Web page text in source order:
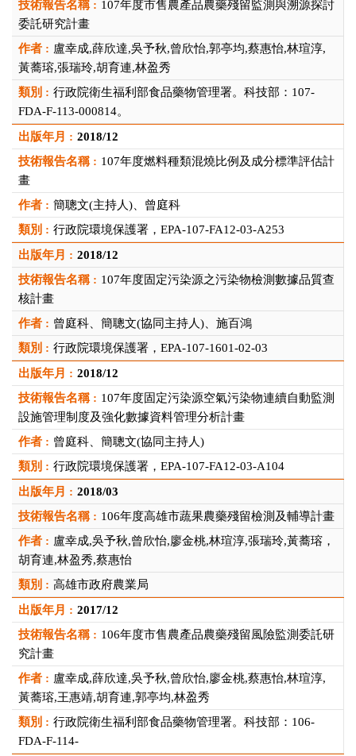
107年度市售農產品農藥殘留監測與溯源探討
委託研究計畫
盧幸成,薛欣達,吳予秋,曾欣怡,郭亭均,蔡惠怡,林瑄淳,
黃蕎瑢,張瑞玲,胡育連,林盈秀
行政院衛生福利部食品藥物管理署。科技部：107-
FDA-F-113-000814。
2018/12
107年度燃料種類混燒比例及成分標準評估計
畫
簡聰文(主持人)、曾庭科
行政院環境保護署，EPA-107-FA12-03-A253
2018/12
107年度固定污染源之污染物檢測數據品質查
核計畫
曾庭科、簡聰文(協同主持人)、施百鴻
行政院環境保護署，EPA-107-1601-02-03
2018/12
107年度固定污染源空氣污染物連續自動監測
設施管理制度及強化數據資料管理分析計畫
曾庭科、簡聰文(協同主持人)
行政院環境保護署，EPA-107-FA12-03-A104
2018/03
106年度高雄市蔬果農藥殘留檢測及輔導計畫
盧幸成,吳予秋,曾欣怡,廖金桃,林瑄淳,張瑞玲,黃蕎瑢，
胡育連,林盈秀,蔡惠怡
高雄市政府農業局
2017/12
106年度市售農產品農藥殘留風險監測委託研
究計畫
盧幸成,薛欣達,吳予秋,曾欣怡,廖金桃,蔡惠怡,林瑄淳,
黃蕎瑢,王惠靖,胡育連,郭亭均,林盈秀
行政院衛生福利部食品藥物管理署。科技部：106-
FDA-F-114-